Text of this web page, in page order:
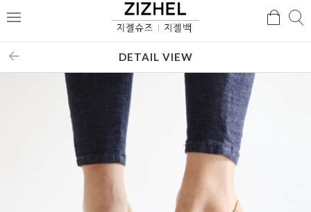
메
검
DETAIL VIEW